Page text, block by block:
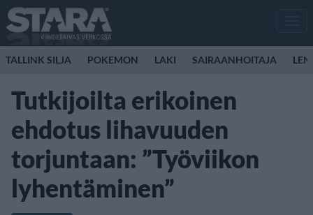
TALLINK SILJA POKEMON LAKI SAIRAANHOITAJA
Tutkijoilta erikoinen
ehdotus lihavuuden
torjuntaan: ”Työviikon
lyhentäminen”